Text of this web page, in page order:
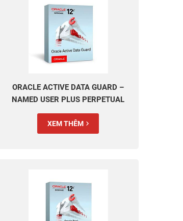
ORACLE ACTIVE DATA GUARD –
NAMED USER PLUS PERPETUAL
XEM THÊM